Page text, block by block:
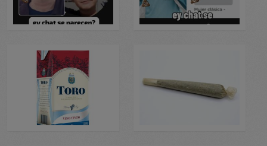
Cargada por: Wally Cargada por: Wally